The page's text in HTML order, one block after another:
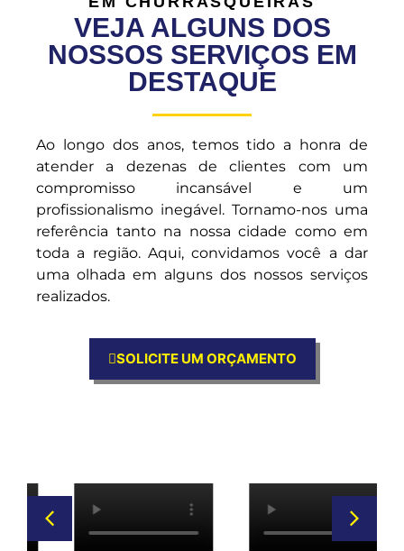
VEJA ALGUNS DOS
NOSSOS SERVIÇOS EM
DESTAQUE
Ao longo dos anos, temos tido a honra de
atender a dezenas de clientes com um
compromisso incansável e um
profissionalismo inegável. Tornamo-nos uma
referência tanto na nossa cidade como em
toda a região. Aqui, convidamos você a dar
uma olhada em alguns dos nossos serviços
realizados.
SOLICITE UM ORÇAMENTO